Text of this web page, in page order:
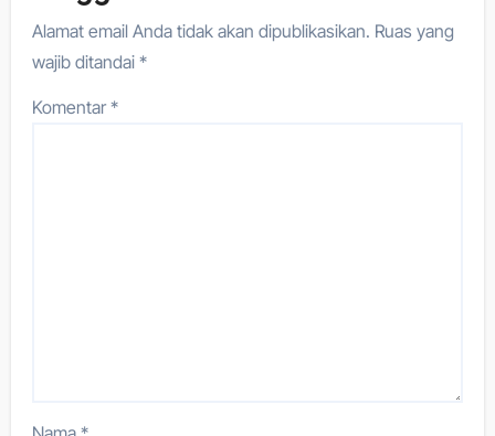
Alamat email Anda tidak akan dipublikasikan. Ruas yang
wajib ditandai*
Komentar*